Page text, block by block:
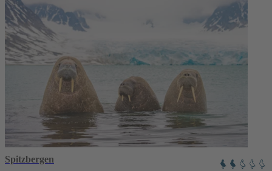
Spitzbergen